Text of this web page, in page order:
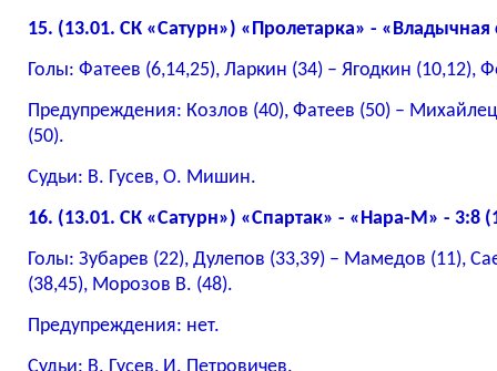
15. (13.01. СК «Сатурн») «Пролетарка» - «Владычная
Голы: Фатеев (6,14,25), Ларкин (34) – Ягодкин
Предупреждения: Козлов (40), Фатеев (50) –
(50).
Судьи: В. Гусев, О. Мишин.
16. (13.01. СК «Сатурн») «Спартак» - «Нара-М» - 3:8
Голы: Зубарев (22), Дулепов (33,39) – Мамедов (11),
(38,45), Морозов В. (48).
Предупреждения: нет.